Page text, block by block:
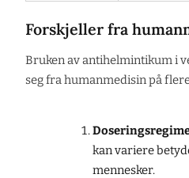
Forskjeller fra
Bruken av antihelmintikum i
seg fra humanmedisin på
kan variere
mennesker.